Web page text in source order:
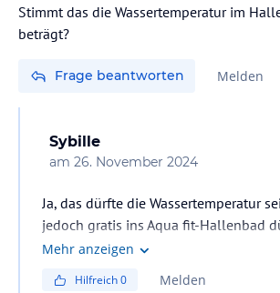
Stimmt das die Wassertemperatur im
beträgt?
Frage beantworten Melden
Sybille
am 26. November 2024
Ja, das dürfte die Wassertemperatur
jedoch gratis ins Aqua fit-Hallenbad
immer vorziehen. Es ist fußläufig in 5
Mehr anzeigen
Hilfreich0 Melden